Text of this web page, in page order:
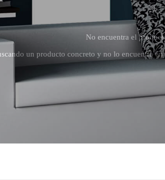
No encuentra el
un producto concreto y no lo encuentra